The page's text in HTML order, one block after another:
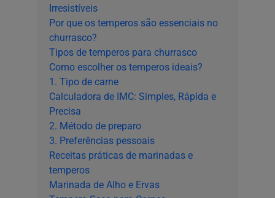
Irresistíveis
Por que os temperos são essenciais no
churrasco?
Tipos de temperos para churrasco
Como escolher os temperos ideais?
1. Tipo de carne
Calculadora de IMC: Simples, Rápida e
Precisa
2. Método de preparo
3. Preferências pessoais
Receitas práticas de marinadas e
temperos
Marinada de Alho e Ervas